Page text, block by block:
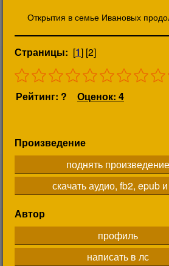
Открытия в семье Ивановых
Страницы: [1] [2]
Рейтинг: ? Оценок: 4
Произведение
поднять произведение
скачать аудио, fb2, epub
Автор
профиль
написать в лс